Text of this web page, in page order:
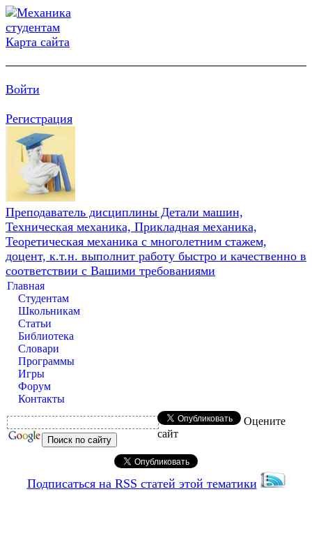
Карта сайта
Войти
Регистрация
Преподаватель дисциплины Детали машин,
Техническая механика, Прикладная механика,
Теоретическая механика с многолетним стажем,
доцент, к.т.н. выполнит работу быстро и качественно в
соответствии с Вашими требованиями
Главная
Студентам
Школьникам
Статьи
Библиотека
Словари
Программы
Игры
Форум
Контакты
Оцените
сайт
Подписаться на RSS статей этой тематики